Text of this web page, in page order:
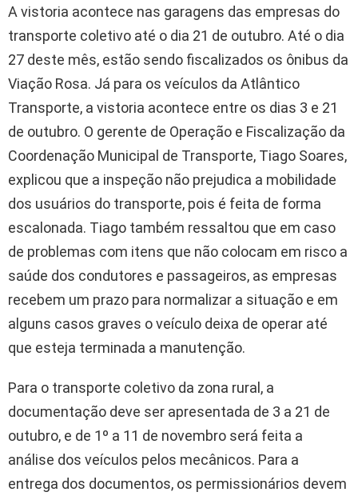
A vistoria acontece nas garagens das empresas do
transporte coletivo até o dia 21 de outubro. Até o dia
27 deste mês, estão sendo fiscalizados os ônibus da
Viação Rosa. Já para os veículos da Atlântico
Transporte, a vistoria acontece entre os dias 3 e 21
de outubro. O gerente de Operação e Fiscalização da
Coordenação Municipal de Transporte, Tiago Soares,
explicou que a inspeção não prejudica a mobilidade
dos usuários do transporte, pois é feita de forma
escalonada. Tiago também ressaltou que em caso
de problemas com itens que não colocam em risco a
saúde dos condutores e passageiros, as empresas
recebem um prazo para normalizar a situação e em
alguns casos graves o veículo deixa de operar até
que esteja terminada a manutenção.
Para o transporte coletivo da zona rural, a
documentação deve ser apresentada de 3 a 21 de
outubro, e de 1º a 11 de novembro será feita a
análise dos veículos pelos mecânicos. Para a
entrega dos documentos, os permissionários devem